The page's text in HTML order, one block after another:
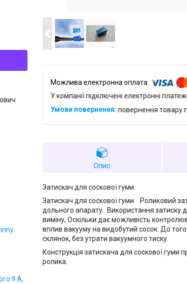
У компанії підключені електронні
повернення товару
Опис
Затискач для соскової гуми.
Затискач для соскової гуми. Роликовий
дольного апарату. Використання затиску
виміну, Оскільки дає можливість
вплив вакууму на видобутий сосок. До
склянок, без утрати вакуумного тиску.
Конструкція затискача для соскової гуми
ролика.
9 А,